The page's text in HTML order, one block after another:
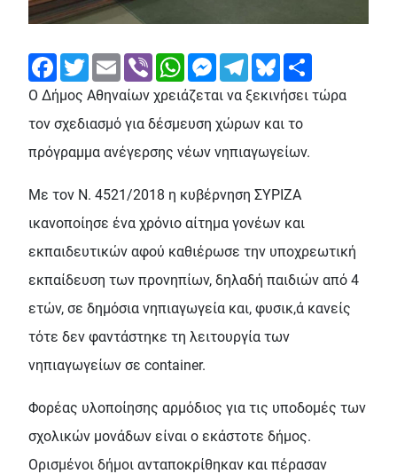
FacebookTwitterEmail Viber WhatsAppMessengerTelegramBluesky
Ο Δήμος Αθηναίων χρειάζεται να ξεκινήσει τώρα
τον σχεδιασμό για δέσμευση χώρων και το
πρόγραμμα ανέγερσης νέων νηπιαγωγείων.
Με τον Ν. 4521/2018 η κυβέρνηση ΣΥΡΙΖΑ
ικανοποίησε ένα χρόνιο αίτημα γονέων και
εκπαιδευτικών αφού καθιέρωσε την υποχρεωτική
εκπαίδευση των προνηπίων, δηλαδή παιδιών από 4
ετών, σε δημόσια νηπιαγωγεία και, φυσικ,ά κανείς
τότε δεν φαντάστηκε τη λειτουργία των
νηπιαγωγείων σε container.
Φορέας υλοποίησης αρμόδιος για τις υποδομές των
σχολικών μονάδων είναι ο εκάστοτε δήμος.
Ορισμένοι δήμοι ανταποκρίθηκαν και πέρασαν